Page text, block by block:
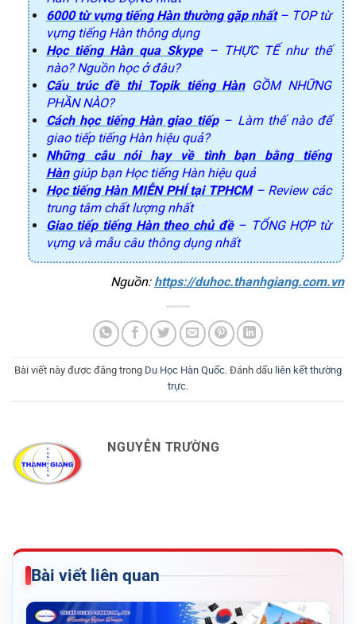
6000 từ vựng tiếng Hàn thường gặp nhất– TOP từ
vựng tiếng Hàn thông dụng
Học tiếng Hàn qua Skype– THỰC TẾ như thế
nào? Nguồn học ở đâu?
Cấu trúc đề thi Topik tiếng HànGỒM NHỮNG
PHẦN NÀO?
Cách học tiếng Hàn giao tiếp– Làm thế nào để
giao tiếp tiếng Hàn hiệu quả?
Những câu nói hay về tình bạn bằng tiếng
Hàngiúp bạn Học tiếng Hàn hiệu quả
Học tiếng Hàn MIỄN PHÍ tại TPHCM– Review các
trung tâm chất lượng nhất
Giao tiếp tiếng Hàn theo chủ đề– TỔNG HỢP từ
vựng và mẫu câu thông dụng nhất
Nguồn: https://duhoc.thanhgiang.com.vn
Bài viết này được đăng trong Du Học Hàn Quốc. Đánh dấu liên kết thường
trực.
NGUYỄN TRƯỜNG
Bài viết liên quan